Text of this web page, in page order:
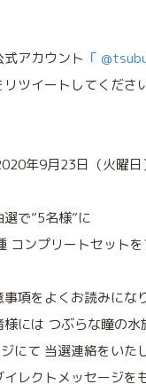
アカウント 「
ツイートしてください
年9月23日（火曜
で”5名様”に
コンプリートセットを
項をよくお読みにな
には つぶらな瞳の水
て 当選連絡をいた
レクトメッセージを